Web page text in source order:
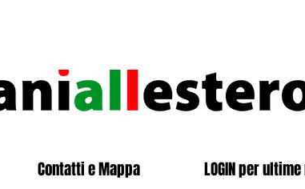
Contatti e Mappa LOGIN per